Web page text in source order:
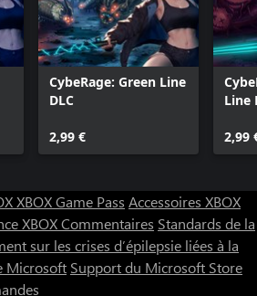
CybeRage: Green Line
DLC
2,99 €
Line
2,99
XBOX Game Pass Accessoires XBOX
XBOXCommentaires Standards de la
sur les crises d’épilepsie liées à la
Microsoft Support du Microsoft Store